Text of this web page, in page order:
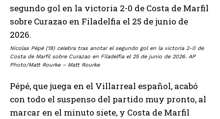
Nicolas Pépé (19) celebra tras anotar el segundo gol en la victoria 2-0 de
Costa de Marfil sobre Curazao en Filadelfia el 25 de junio de 2026. AP
Photo/Matt Rourke – Matt Rourke
Pépé, que juega en el Villarreal español, acabó
con todo el suspenso del partido muy pronto, al
marcar en el minuto siete, y Costa de Marfil